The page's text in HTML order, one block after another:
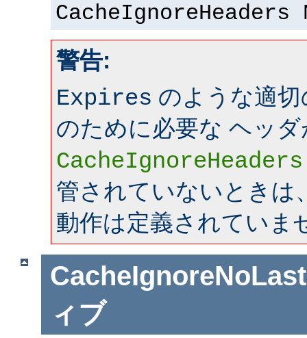
CacheIgnoreHeaders
警告:
Expires のような適
のために必要な ヘッダ
CacheIgnoreHeaders
管されていないときは
動作は定義されていま
ィブ